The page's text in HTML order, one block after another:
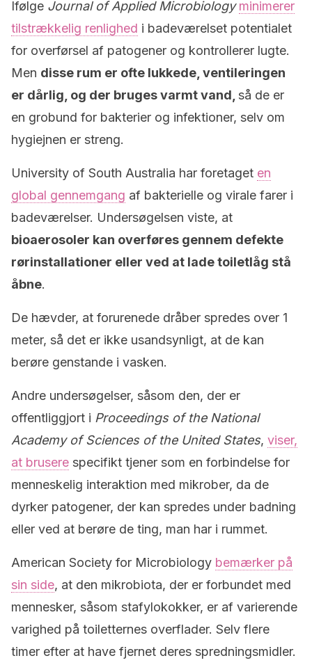
Ifølge Journal of Applied Microbiology minimerer
tilstrækkelig renlighed i badeværelset potentialet
for overførsel af patogener og kontrollerer lugte.
Men disse rum er ofte lukkede, ventileringen
er dårlig, og der bruges varmt vand, så de er
en grobund for bakterier og infektioner, selv om
hygiejnen er streng.
University of South Australia har foretaget en
global gennemgang af bakterielle og virale farer i
badeværelser. Undersøgelsen viste, at
bioaerosoler kan overføres gennem defekte
rørinstallationer eller ved at lade toiletlåg stå
åbne.
De hævder, at forurenede dråber spredes over 1
meter, så det er ikke usandsynligt, at de kan
berøre genstande i vasken.
Andre undersøgelser, såsom den, der er
offentliggjort i Proceedings of the National
Academy of Sciences of the United States, viser,
at brusere specifikt tjener som en forbindelse for
menneskelig interaktion med mikrober, da de
dyrker patogener, der kan spredes under badning
eller ved at berøre de ting, man har i rummet.
American Society for Microbiology bemærker på
sin side, at den mikrobiota, der er forbundet med
mennesker, såsom stafylokokker, er af varierende
varighed på toiletternes overflader. Selv flere
timer efter at have fjernet deres spredningsmidler.